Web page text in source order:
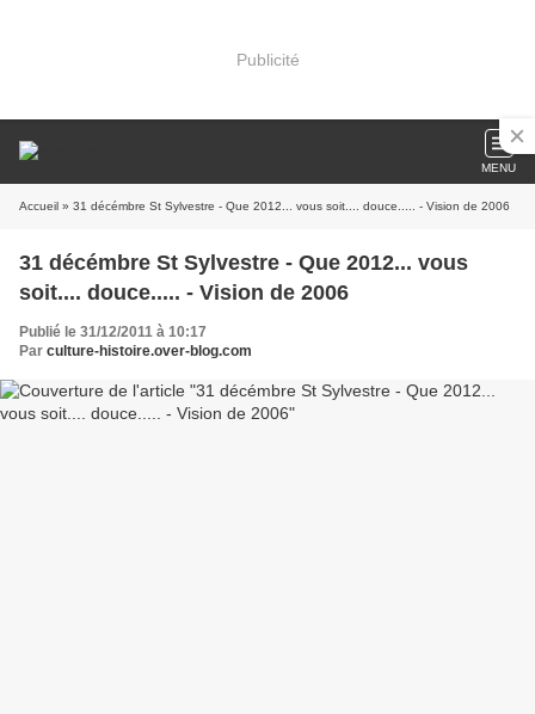
Publicité
MENU
Accueil » 31 décémbre St Sylvestre - Que 2012... vous soit.... douce..... - Vision de 2006
31 décémbre St Sylvestre - Que 2012... vous
soit.... douce..... - Vision de 2006
Publié le 31/12/2011 à 10:17
Par culture-histoire.over-blog.com